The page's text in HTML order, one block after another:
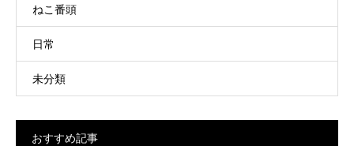
ねこ番頭
日常
未分類
おすすめ記事